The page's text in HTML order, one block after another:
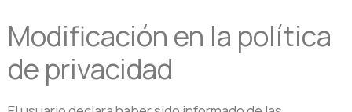
Modificación en la política
de privacidad